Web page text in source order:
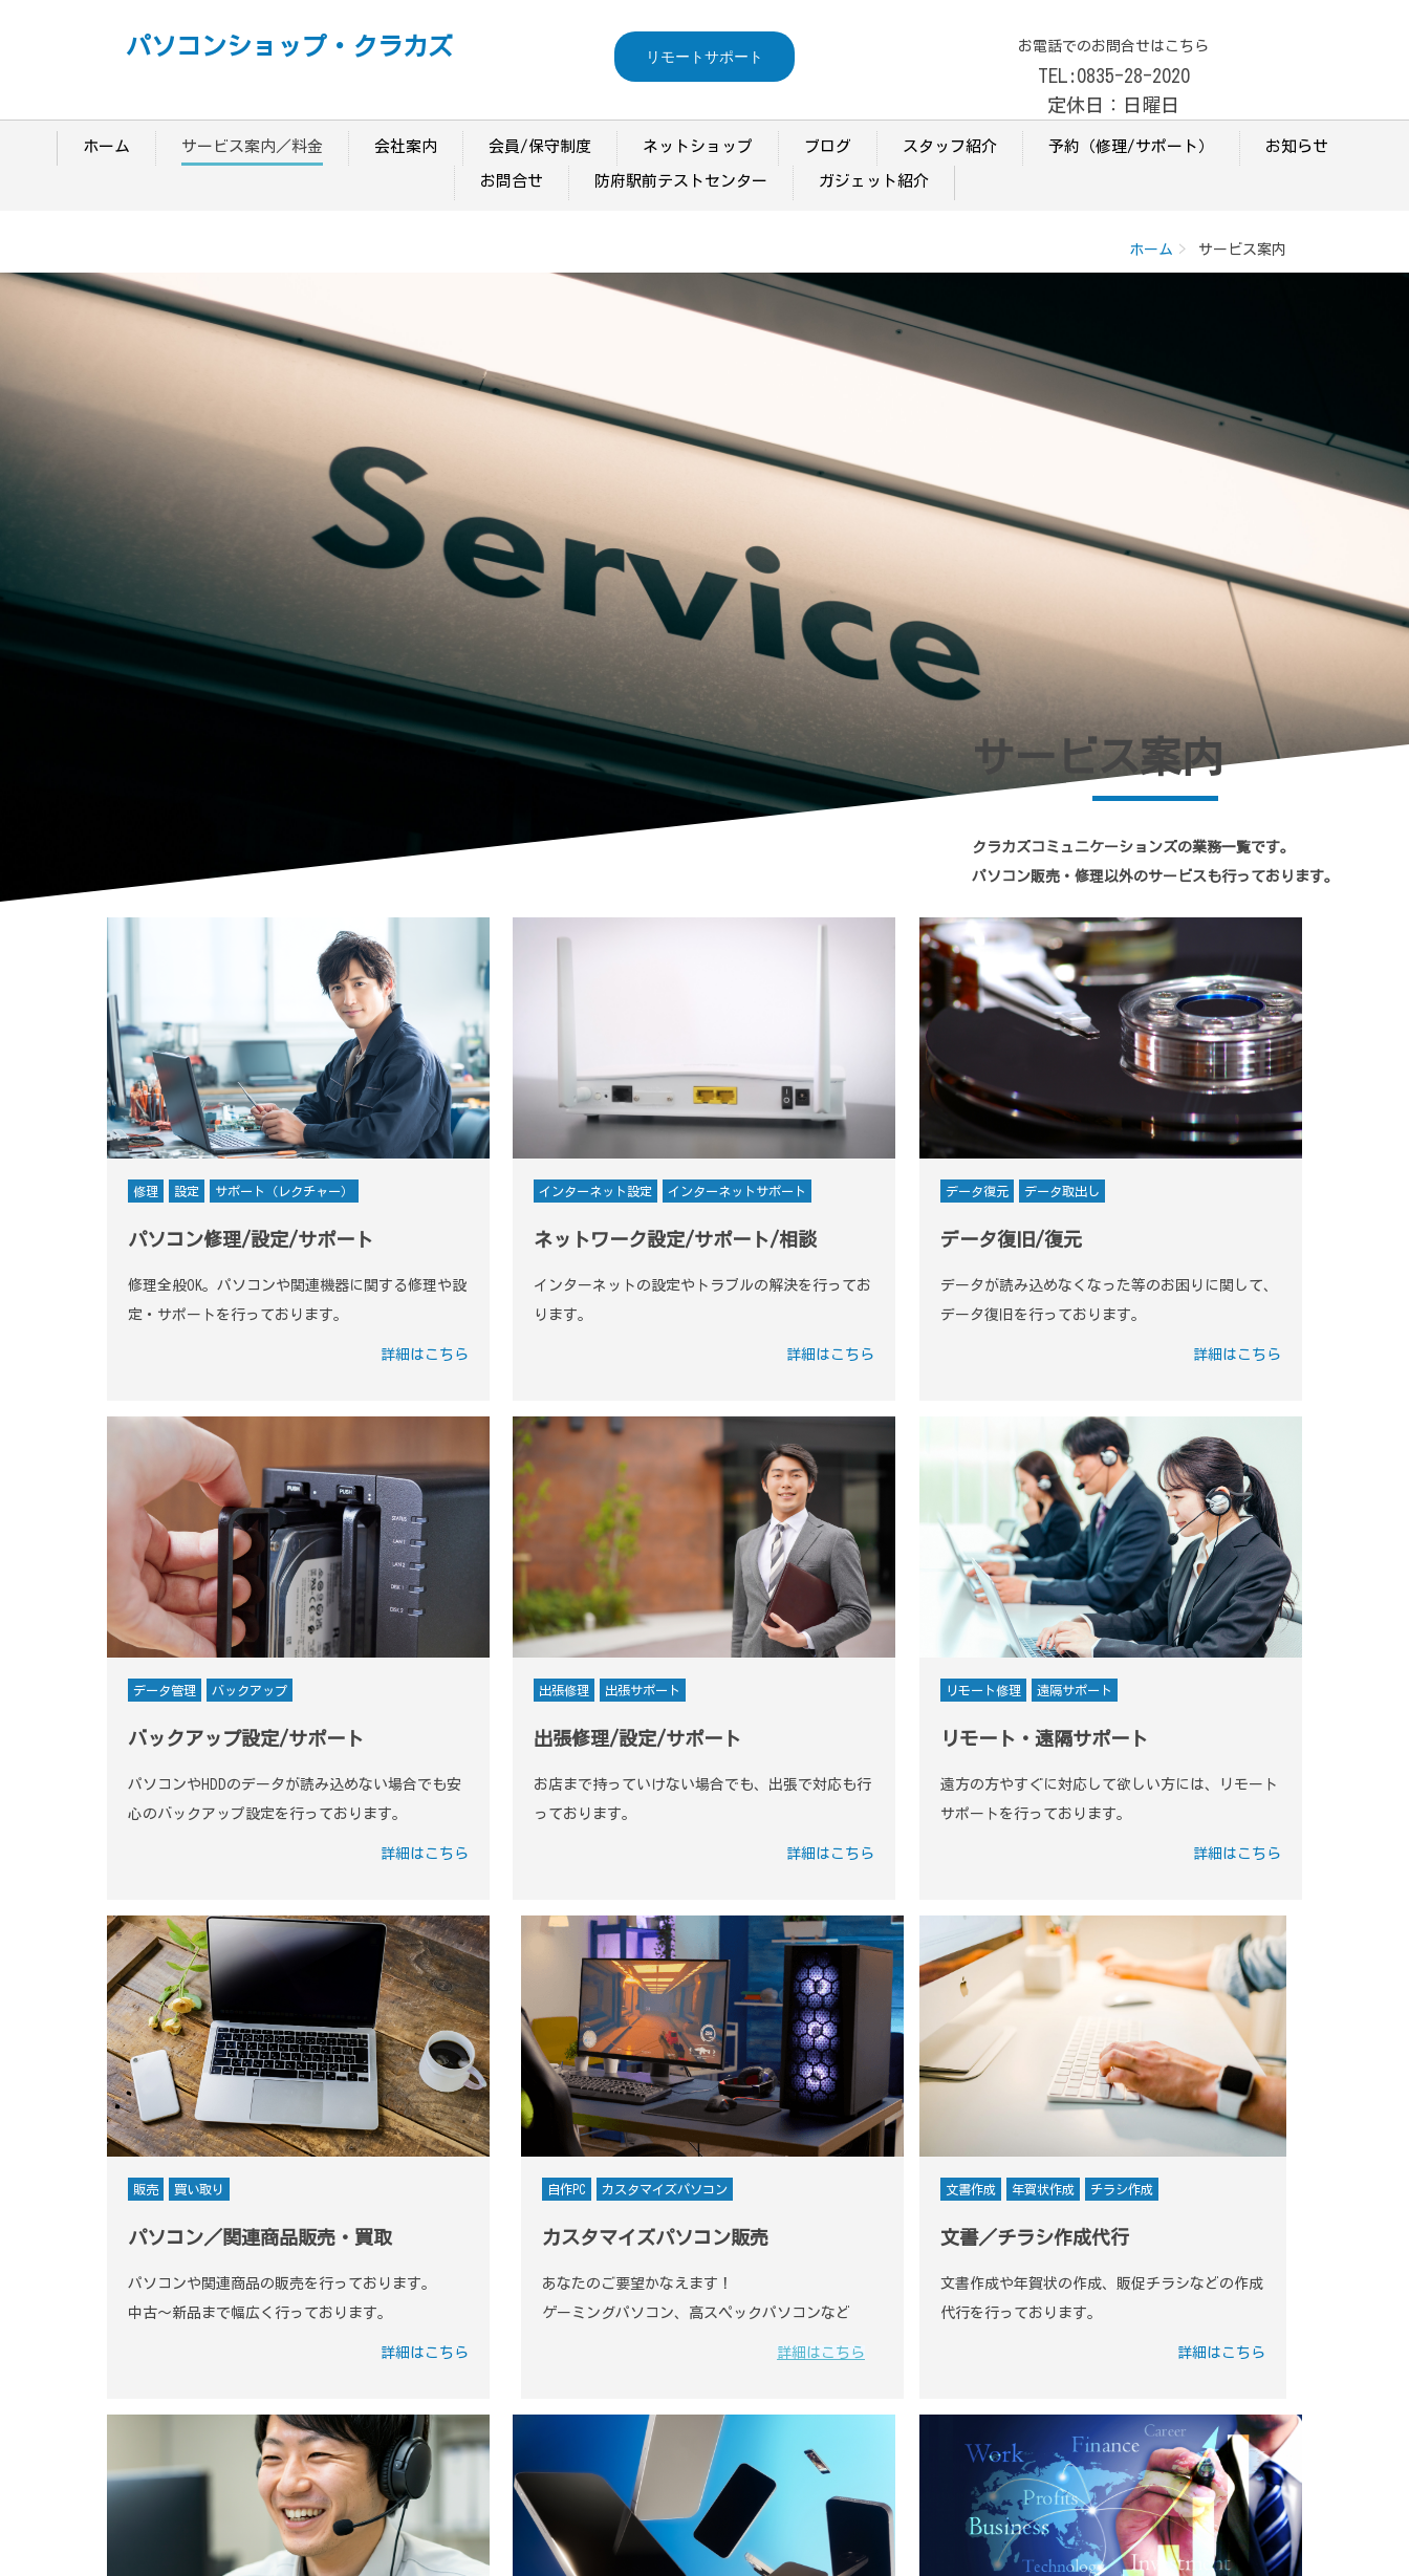
パソコンショップ・クラカズ リモートサポート
お電話でのお問合せはこちら
TEL:0835-28-2020
定休日：日曜日
ホーム サービス案内／料金 会社案内 会員/保守制度 ネットショップ ブログ スタッフ紹介 予約（修理/サポート） お知らせ
お問合せ 防府駅前テストセンター ガジェット紹介
ホーム サービス案内
サービス案内
クラカズコミュニケーションズの業務一覧です。
パソコン販売・修理以外のサービスも行っております。
修理 設定 サポート（レクチャー）
パソコン修理/設定/サポート
修理全般OK。パソコンや関連機器に関する修理や設
定・サポートを行っております。
詳細はこちら
インターネット設定 インターネットサポート
ネットワーク設定/サポート/相談
インターネットの設定やトラブルの解決を行ってお
ります。
詳細はこちら
データ復元 データ取出し
データ復旧/復元
データが読み込めなくなった等のお困りに関して、
データ復旧を行っております。
詳細はこちら
データ管理 バックアップ
バックアップ設定/サポート
パソコンやHDDのデータが読み込めない場合でも安
心のバックアップ設定を行っております。
詳細はこちら
出張修理 出張サポート
出張修理/設定/サポート
お店まで持っていけない場合でも、出張で対応も行
っております。
詳細はこちら
リモート修理 遠隔サポート
リモート・遠隔サポート
遠方の方やすぐに対応して欲しい方には、リモート
サポートを行っております。
詳細はこちら
販売 買い取り
パソコン／関連商品販売・買取
パソコンや関連商品の販売を行っております。
中古～新品まで幅広く行っております。
詳細はこちら
自作PC カスタマイズパソコン
カスタマイズパソコン販売
あなたのご要望かなえます！
ゲーミングパソコン、高スペックパソコンなど
詳細はこちら
文書作成 年賀状作成 チラシ作成
文書／チラシ作成代行
文書作成や年賀状の作成、販促チラシなどの作成
代行を行っております。
詳細はこちら